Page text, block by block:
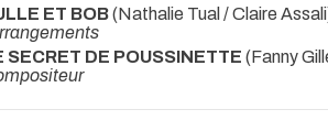
ET BOB(Nathalie Tual / Claire
SECRET DE POUSSINETTE (Fanny